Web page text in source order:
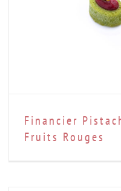
Financier
Fruits Rouges